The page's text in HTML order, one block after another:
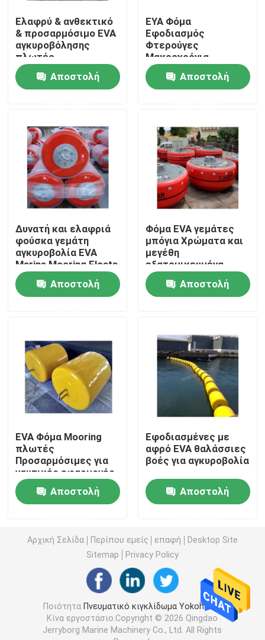
Σπίτι
Προϊόντα
Γύρος εργοστασίων
Ποιοτικός έλεγχος
Ειδήσεις
Περιπτώσεις
υδρο πνευματικό κιγκλίδωμα
Επιπλέον πνευματικό κιγκλίδωμα
Θαλάσσιος λαστιχένιος αερόσακος
γεμισμένο αφρός κιγκλίδωμα
Αερόσακος προώθησης σκαφών
Βαριοί ανυψωτικοί αερόσακοι
Σημαντήρας θαλάσσιας ναυσιπλοΐας
Ελαφρύ & ανθεκτικό
& προσαρμόσιμο EVA
αγκυροβόλησης
πλωτές
αγκυροβόλησης
μπόγια Αποστολή
ΕΥΑ Φόμα
Εφοδιασμός
Φτερούγες
Μακροχρόνια
Ναυτική Φύλιση ΕΥΑ
Φόμα Εφοδιασμός
Βόγιας
Αποστολή
Δυνατή και ελαφριά
φούσκα γεμάτη
αγκυροβολία EVA
Marine Mooring Floats
Αποστολή
Φόμα EVA γεμάτες
μπόγια Χρώματα και
μεγέθη
εξατομικευμένα
Διαθέσιμα Θάλασσας
αγκυροβολία μπόγια
Αποστολή
EVA Φόμα Mooring
πλωτές
Προσαρμόσιμες για
ναυτικές εφαρμογές
Mooring πίδακα
Αποστολή
Εφοδιασμένες με
αφρό EVA θαλάσσιες
βοές για αγκυροβολία
Αποστολή
Αρχική Σελίδα Περίπου εμείς επαφή
Desktop Site
Sitemap
Privacy Policy
Ποιότητα Πνευματικό κιγκλίδωμα Yokohama
Κίνα εργοστάσιο.Copyright © 2026 Qingdao
Jerryborg Marine Machinery Co., Ltd. All Rights